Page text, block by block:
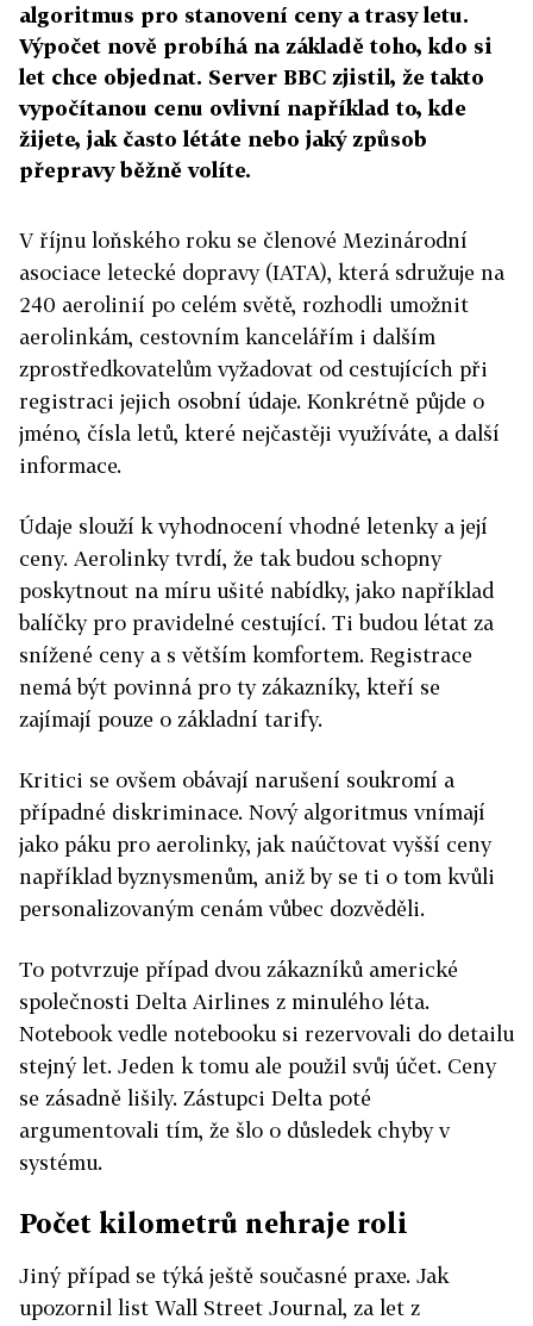
algoritmus pro stanovení ceny a trasy letu.
Výpočet nově probíhá na základě toho, kdo si
let chce objednat. Server BBC zjistil, že takto
vypočítanou cenu ovlivní například to, kde
žijete, jak často létáte nebo jaký způsob
přepravy běžně volíte.
V říjnu loňského roku se členové Mezinárodní
asociace letecké dopravy (IATA), která sdružuje na
240 aerolinií po celém světě, rozhodli umožnit
aerolinkám, cestovním kancelářím i dalším
zprostředkovatelům vyžadovat od cestujících při
registraci jejich osobní údaje. Konkrétně půjde o
jméno, čísla letů, které nejčastěji využíváte, a další
informace.
Údaje slouží k vyhodnocení vhodné letenky a její
ceny. Aerolinky tvrdí, že tak budou schopny
poskytnout na míru ušité nabídky, jako například
balíčky pro pravidelné cestující. Ti budou létat za
snížené ceny a s větším komfortem. Registrace
nemá být povinná pro ty zákazníky, kteří se
zajímají pouze o základní tarify.
Kritici se ovšem obávají narušení soukromí a
případné diskriminace. Nový algoritmus vnímají
jako páku pro aerolinky, jak naúčtovat vyšší ceny
například byznysmenům, aniž by se ti o tom kvůli
personalizovaným cenám vůbec dozvěděli.
To potvrzuje případ dvou zákazníků americké
společnosti Delta Airlines z minulého léta.
Notebook vedle notebooku si rezervovali do detailu
stejný let. Jeden k tomu ale použil svůj účet. Ceny
se zásadně lišily. Zástupci Delta poté
argumentovali tím, že šlo o důsledek chyby v
systému.
Počet kilometrů nehraje roli
Jiný případ se týká ještě současné praxe. Jak
upozornil list Wall Street Journal, za let z